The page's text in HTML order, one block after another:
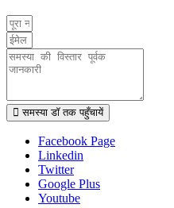
समस्या डॉ तक पहुँचायें
Facebook Page
Linkedin
Twitter
Google Plus
Youtube